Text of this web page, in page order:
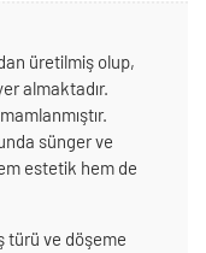
üretilmiş olup,
almaktadır.
sünger ve
estetik hem de
türü ve döşeme